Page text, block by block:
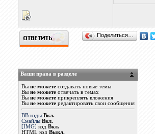
Поделиться…
Ваши права в разделе
Вы не можетесоздавать новые темы
Вы не можетеотвечать в темах
Вы не можетеприкреплять вложения
Вы не можетередактировать свои сообщения
BB коды Вкл.
Смайлы Вкл.
[IMG] код Вкл.
HTML код Выкл.